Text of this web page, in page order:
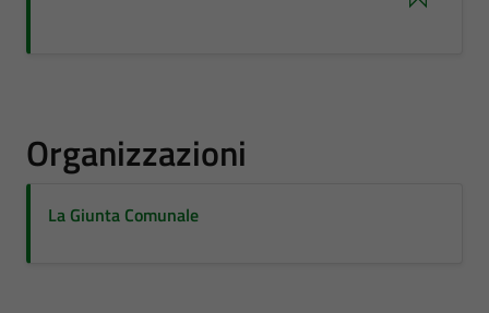
Organizzazioni
La Giunta Comunale